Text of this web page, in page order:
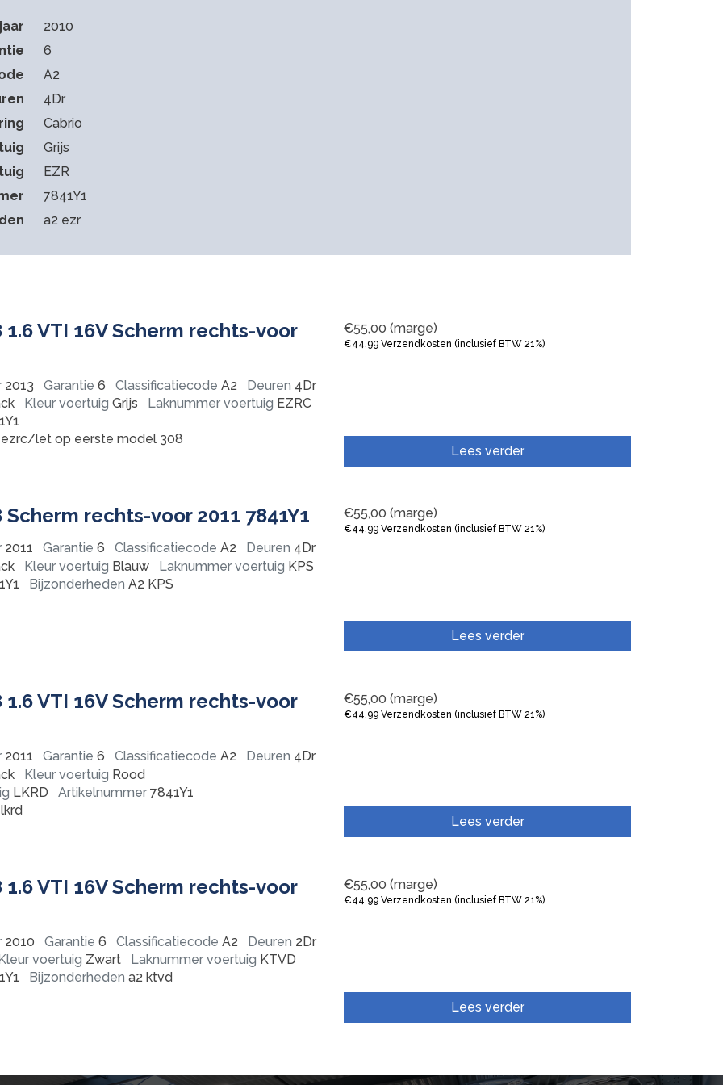
2010
6
A2
4Dr
Cabrio
Grijs
EZR
7841Y1
a2 ezr
VTI 16V Scherm rechts-voor
2013 Garantie 6 Classificatiecode A2 Deuren 4Dr
Kleur voertuig Grijs Laknummer voertuig EZRC
let op eerste model 308
€55,00 (marge)
€44,99 Verzendkosten (inclusief BTW 21%)
Lees verder
rechts-voor 2011 7841Y1
2011 Garantie 6 Classificatiecode A2 Deuren 4Dr
Kleur voertuig Blauw Laknummer voertuig KPS
Bijzonderheden A2 KPS
€55,00 (marge)
€44,99 Verzendkosten (inclusief BTW 21%)
Lees verder
VTI 16V Scherm rechts-voor
2011 Garantie 6 Classificatiecode A2 Deuren 4Dr
Kleur voertuig Rood
LKRD Artikelnummer 7841Y1
€55,00 (marge)
€44,99 Verzendkosten (inclusief BTW 21%)
Lees verder
VTI 16V Scherm rechts-voor
2010 Garantie 6 Classificatiecode A2 Deuren 2Dr
voertuig Zwart Laknummer voertuig KTVD
Bijzonderheden a2 ktvd
€55,00 (marge)
€44,99 Verzendkosten (inclusief BTW 21%)
Lees verder